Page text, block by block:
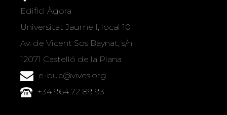
Edifici Àgora
Universitat Jaume I, local 10
Av. de Vicent Sos Baynat, s/n
12071 Castelló de la Plana
e-buc@vives.org
+34 964 72 89 93